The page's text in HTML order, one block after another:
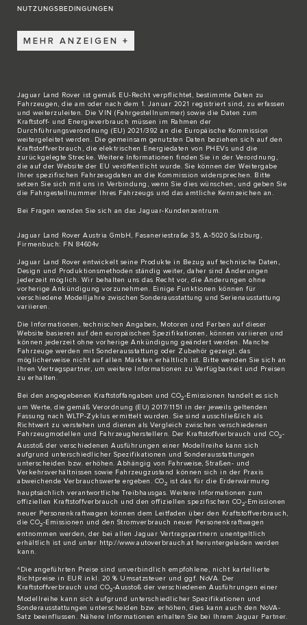
NUTZUNGSBEDINGUNGEN
MEHR ANZEIGEN
Jaguar Land Rover ist gemäß EU-Recht verpflichtet, bestimmte Daten zu
Fahrzeugen, die am oder nach dem 1. Januar 2021 registriert sind, zu erfassen
und weiterzuleiten. Die VIN (Fahrgestellnummer) sowie die Daten zum
Kraftstoff- und Energieverbrauch müssen im Rahmen der
Durchführungsverordnung (EU) 2021/392 an die Europäische Kommission
weitergeleitet werden. Die gemeinsam genutzten Daten beziehen sich auf den
Kraftstoffverbrauch, die elektrischen Energiedaten von PHEVs und die
zurückgelegte Strecke. Weitere Informationen finden Sie in der Verordnung,
die auf der Website der EU veröffentlicht wurde. Sie können der Weitergabe
Ihrer spezifischen Fahrzeugdaten an die Kommission widersprechen. Bitte
setzen Sie sich mit uns in Verbindung , wenn Sie dies wünschen, und geben Sie
die Fahrgestellnummer Ihres Fahrzeugs und das amtliche Kennzeichen an.
Bei Fragen wenden Sie sich an das Jaguar-Kundenzentrum.
Jaguar Land Rover Austria GmbH, Fasaneriestraße 35, A-5020 Salzburg,
Firmenbuch: FN 84604v
Jaguar Land Rover entwickelt seine Produkte in Bezug auf technische Daten,
Design und Produktionsmethoden ständig weiter, daher sind Änderungen
jederzeit möglich. Wir behalten uns das Recht vor, die Änderungen ohne
vorherige Ankündigung vorzunehmen. Einige Funktionen können für
verschiedene Modelljahre zwischen Sonderausstattung und Serienausstattung
variieren.
Die Informationen, technischen Angaben, Motoren und Farben auf dieser
Website basieren auf den europäischen Spezifikationen, können variieren und
können jederzeit ohne vorherige Ankündigung geändert werden. Manche
Fahrzeuge werden mit Sonderausstattung oder Zubehör gezeigt, das
möglicherweise nicht auf allen Märkten erhältlich ist. Bitte wenden Sie sich an
Ihren Vertragspartner, um weitere Informationen zu Verfügbarkeit und Preisen
zu erhalten.
Bei den angegebenen Kraftstoffangaben und CO2-Emissionen handelt es sich
um Werte, die gemäß Verordnung (EU) 2017/1151 in der jeweils geltenden
Fassung nach WLTP-Zyklus ermittelt wurden. Sie sind ausschließlich als
Richtwert zu verstehen und dienen als Vergleich zwischen verschiedenen
Fahrzeugmodellen und Fahrzeugherstellern. Der Kraftstoffverbrauch und CO2-
Ausstoß der verschiedenen Ausführungen einer Modellreihe kann sich
aufgrund unterschiedlicher Spezifikationen und Sonderausstattungen
unterscheiden bzw. erhöhen. Abhängig von Fahrweise, Straßen- und
Verkehrsverhältnissen sowie Fahrzeugzustand können sich in der Praxis
abweichende Verbrauchswerte ergeben. CO2 ist das für die Erderwärmung
hauptsächlich verantwortliche Treibhausgas. Weitere Informationen zum
offiziellen Kraftstoffverbrauch und den offiziellen spezifischen CO2-Emissionen
neuer Personenkraftwagen können dem Leitfaden über den Kraftstoffverbrauch,
die CO2-Emissionen und den Stromverbrauch neuer Personenkraftwagen
entnommen werden, der bei allen Jaguar Vertragspartnern unentgeltlich
erhältlich ist und unter http://www.autoverbrauch.at heruntergeladen werden
kann.
^Die angeführten Preise sind unverbindlich empfohlene, nicht kartellierte
Richtpreise in EUR inkl. 20 % Umsatzsteuer und ggf. NoVA. Der
Kraftstoffverbrauch und CO2-Ausstoß der verschiedenen Ausführungen einer
Modellreihe kann sich aufgrund unterschiedlicher Spezifikationen und
Sonderausstattungen unterscheiden bzw. erhöhen, dies kann auch den NoVA-
Satz beeinflussen. Nähere Informationen erhalten Sie bei Ihrem Jaguar Partner.